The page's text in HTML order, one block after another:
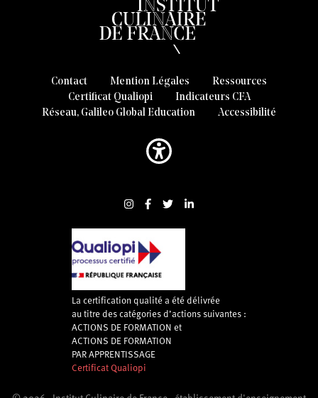
Contact Mention Légales
Ressources
Certificat Qualiopi
Indicateurs CFA
Réseau, Galileo Global Education
Accessibilité
La certification qualité a été délivrée
au titre des catégories d’actions suivantes :
ACTIONS DE FORMATION et
ACTIONS DE FORMATION
PAR APPRENTISSAGE
Certificat Qualiopi